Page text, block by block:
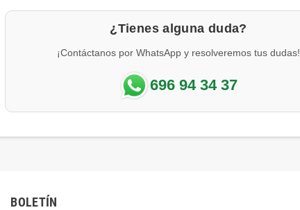
¿Tienes alguna duda?
¡Contáctanos por WhatsApp y resolveremos tus dudas!
696 94 34 37
BOLETÍN